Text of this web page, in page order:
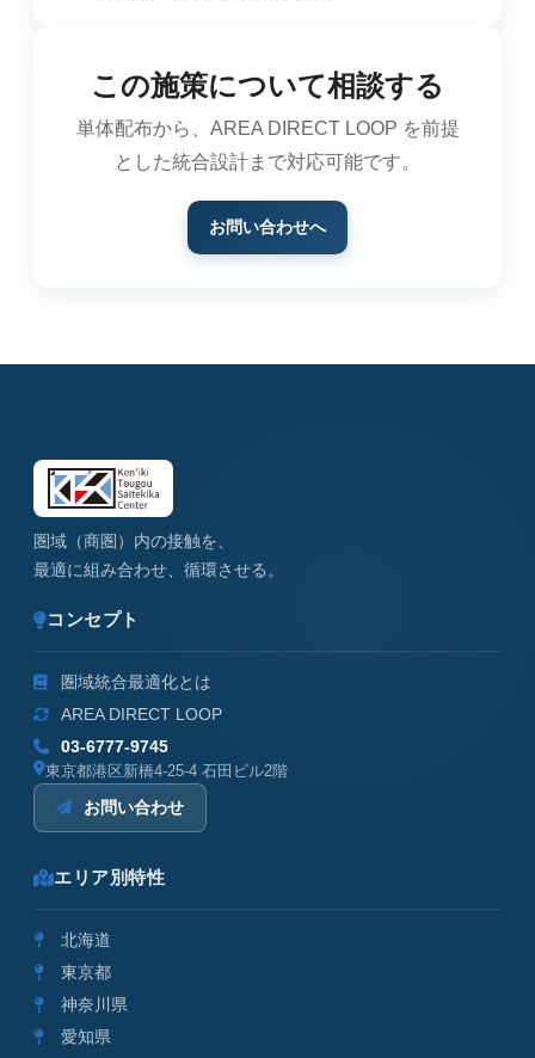
この施策について相談する
単体配布から、AREA DIRECT LOOP を前提
とした統合設計まで対応可能です。
お問い合わせへ
圏域（商圏）内の接触を、
最適に組み合わせ、循環させる。
コンセプト
圏域統合最適化とは
AREA DIRECT LOOP
03-6777-9745
東京都港区新橋4-25-4 石田ビル2階
お問い合わせ
エリア別特性
北海道
東京都
神奈川県
愛知県